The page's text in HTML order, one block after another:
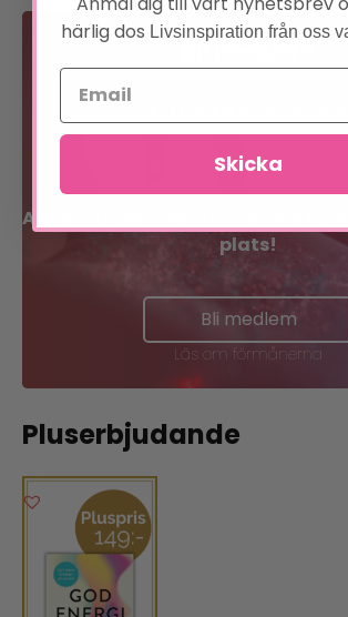
Bli medlem
Exklusiva erbjudanden
Allt inom sinne, kropp och själ på
plats!
Bli medlem
Läs om förmånerna
Pluserbjudande
härlig dos Livsinspiration från oss
Skicka